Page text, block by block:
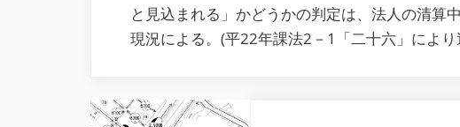
と見込まれる」かどうかの判定は、法人の清算
現況による。(平22年課法2－1「二十六」により